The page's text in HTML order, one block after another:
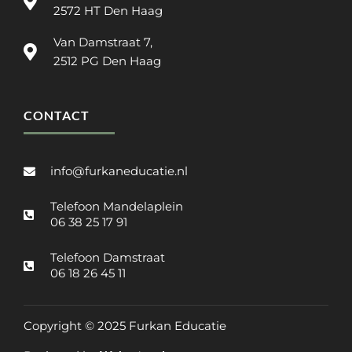
2572 HT Den Haag
Van Damstraat 7,
2512 PG Den Haag
CONTACT
info@furkaneducatie.nl
Telefoon Mandelaplein
06 38 25 17 91
Telefoon Damstraat
06 18 26 45 11
Copyright © 2025 Furkan Educatie